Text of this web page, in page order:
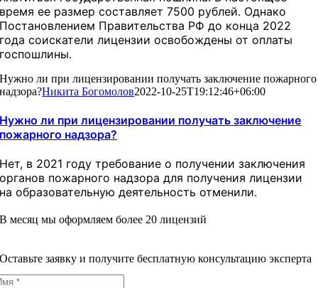
время ее размер составляет 7500 рублей. Однако
Постановлением Правительства РФ до конца 2022
года соискатели лицензии освобождены от оплаты
госпошлины.
Нужно ли при лицензировании получать заключение пожарного
надзора?Никита Богомолов2022-10-25T19:12:46+06:00
Нужно ли при лицензировании получать заключение
пожарного надзора?
Нет, в 2021 году требование о получении заключения
органов пожарного надзора для получения лицензии
на образовательную деятельность отменили.
В месяц мы оформляем более 20 лицензий
Оставьте заявку и получите бесплатную консультацию эксперта